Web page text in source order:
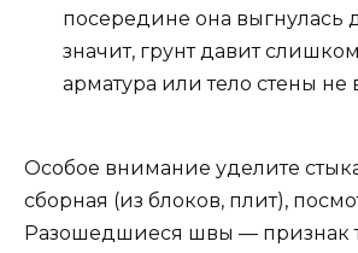
посередине она выгнулась
значит, грунт давит
арматура или тело стены
Особое внимание уделите
сборная (из блоков, плит),
Разошедшиеся швы — признак